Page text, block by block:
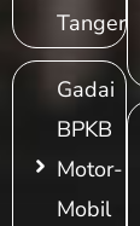
Gadai
BPKB
Motor-
Mobil